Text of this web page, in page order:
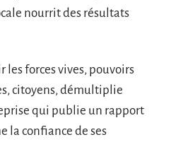
nourrit des résultats
les forces vives, pouvoirs
citoyens, démultiplie
qui publie un rapport
la confiance de ses